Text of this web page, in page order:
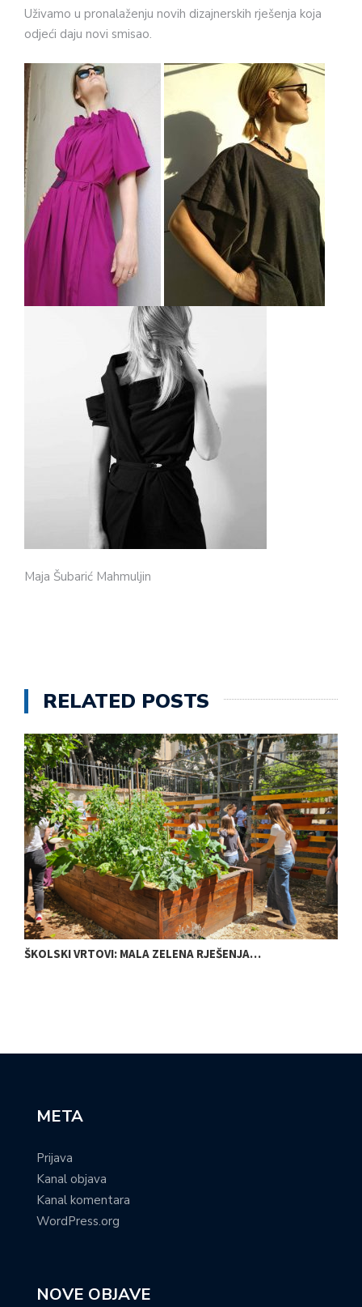
Uživamo u pronalaženju novih dizajnerskih rješenja koja
odjeći daju novi smisao.
Maja Šubarić Mahmuljin
RELATED POSTS
ŠKOLSKI VRTOVI: MALA ZELENA RJEŠENJA…
META
Prijava
Kanal objava
Kanal komentara
WordPress.org
NOVE OBJAVE